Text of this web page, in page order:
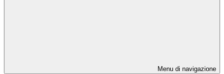
Menu di navigazione